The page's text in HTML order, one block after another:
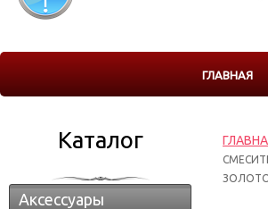
ГЛАВНАЯ
Каталог
Аксессуары